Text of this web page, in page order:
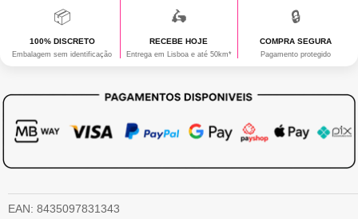
📦
100% DISCRETO
Embalagem sem identificação
🛵
RECEBE HOJE
Entrega em Lisboa e até 50km*
🔒
COMPRA SEGURA
Pagamento protegido
EAN: 8435097831343